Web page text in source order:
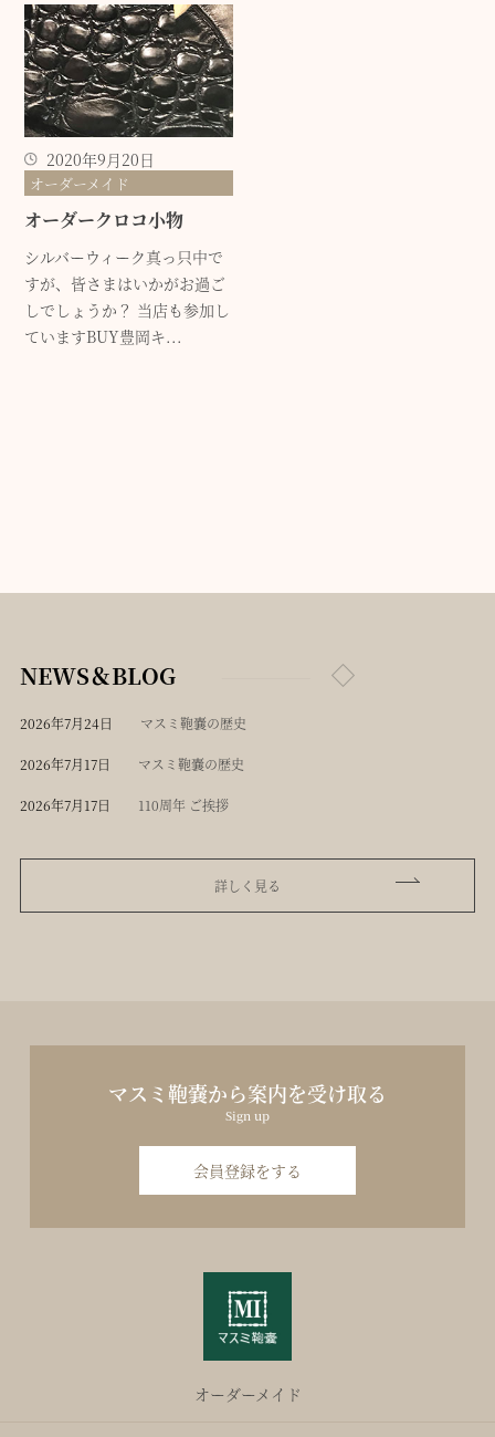
2020年9月20日
オーダーメイド
オーダークロコ小物
シルバーウィーク真っ只中で
すが、皆さまはいかがお過ご
しでしょうか？ 当店も参加し
ていますBUY豊岡キ...
NEWS＆BLOG
2026年7月24日 マスミ鞄嚢の歴史
2026年7月17日 マスミ鞄嚢の歴史
2026年7月17日 110周年 ご挨拶
詳しく見る
マスミ鞄嚢から案内を受け取る
Sign up
会員登録をする
オーダーメイド